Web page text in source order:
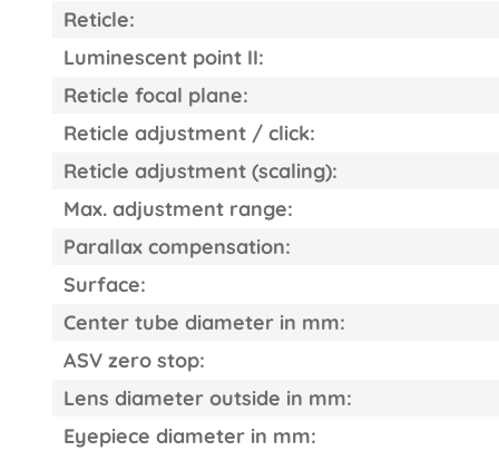
Reticle:
Luminescent point II:
Reticle focal plane:
Reticle adjustment / click:
Reticle adjustment (scaling):
Max. adjustment range:
Parallax compensation:
Surface:
Center tube diameter in mm:
ASV zero stop:
Lens diameter outside in mm:
Eyepiece diameter in mm: